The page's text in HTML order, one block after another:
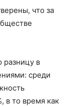
что за
разницу в
среди
в то время как